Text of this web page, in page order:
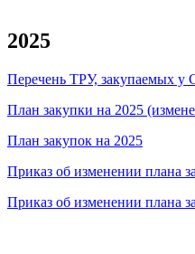
2025
Перечень ТРУ, закупаемых
План закупки на 2025
План закупок на 2025
Приказ об изменении плана
Приказ об изменении плана